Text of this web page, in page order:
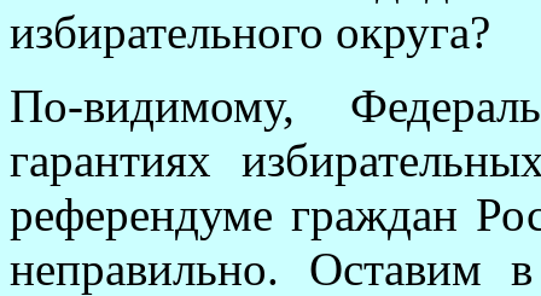
избирательного округа?
По-видимому,
гарантиях
референдуме граждан
неправильно. Оставим